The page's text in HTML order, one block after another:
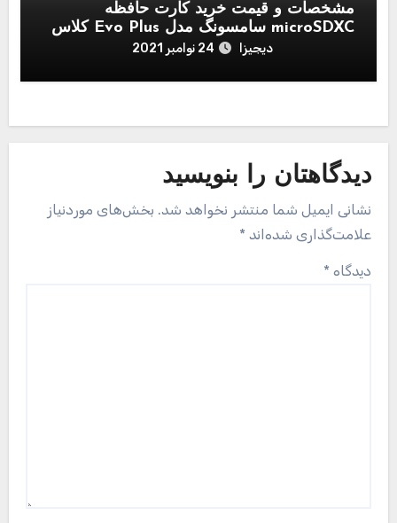
مشخصات و قیمت خرید کارت حافظه
microSDXC سامسونگ مدل Evo Plus کلاس
دیجیزا 24 نوامبر 2021
دیدگاهتان را بنویسید
نشانی ایمیل شما منتشر نخواهد شد. بخش‌های موردنیاز
علامت‌گذاری شده‌اند *
دیدگاه *